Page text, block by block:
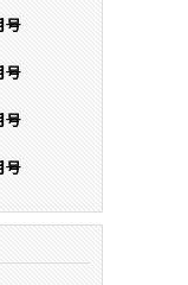
号
号
号
号